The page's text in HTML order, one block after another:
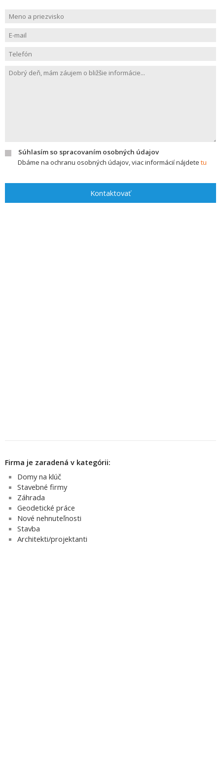
Súhlasím so spracovaním osobných údajov
Dbáme na ochranu osobných údajov, viac informácií nájdete tu
Kontaktovať
Firma je zaradená v kategórii:
Domy na klúč
Stavebné firmy
Záhrada
Geodetické práce
Nové nehnuteľnosti
Stavba
Architekti/projektanti